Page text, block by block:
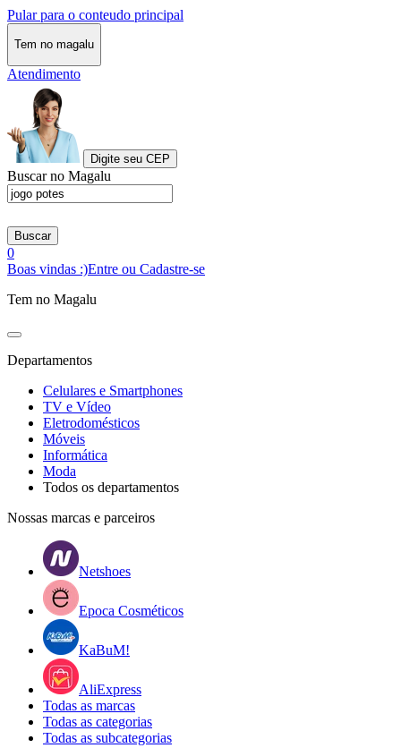
Pular para o conteudo principal
Tem no magalu
Atendimento
Digite seu CEP
Buscar no Magalu
Buscar
0
Boas vindas :)Entre ou Cadastre-se
Tem no Magalu
Departamentos
Celulares e Smartphones
TV e Vídeo
Eletrodomésticos
Móveis
Informática
Moda
Todos os departamentos
Nossas marcas e parceiros
Netshoes
Epoca Cosméticos
KaBuM!
AliExpress
Todas as marcas
Todas as categorias
Todas as subcategorias